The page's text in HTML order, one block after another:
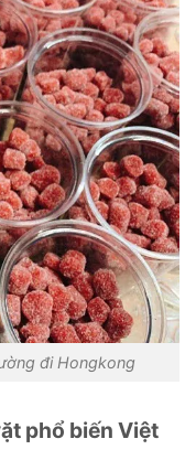
đi Hongkong
phổ biến Việt